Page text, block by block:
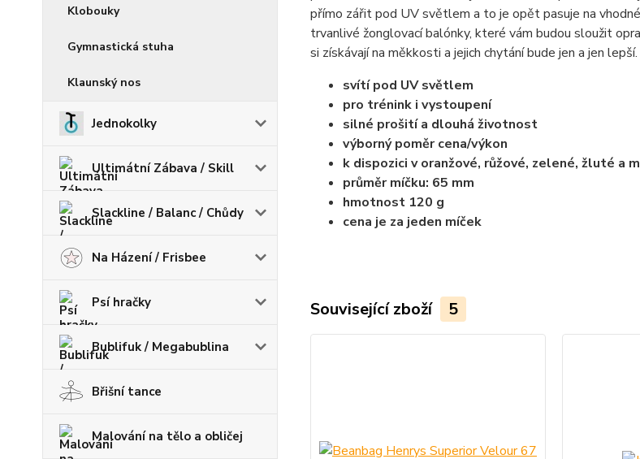
Klobouky
Gymnastická stuha
Klaunský nos
Jednokolky
Ultimátní Zábava / Skill
Slackline / Balanc / Chůdy
Na Házení / Frisbee
Psí hračky
Bublifuk / Megabublina
Břišní tance
Malování na tělo a obličej
přímo zářit pod UV světlem a to je opět pasuje na
trvanlivé žonglovací balónky, které vám budou sloužit
si získávají na měkkosti a jejich chytání bude jen a jen lepší.
svítí pod UV světlem
pro trénink i vystoupení
silné prošití a dlouhá životnost
výborný poměr cena/výkon
k dispozici v oranžové, růžové, zelené, žluté a
průměr míčku: 65 mm
hmotnost 120 g
cena je za jeden míček
Související zboží 5